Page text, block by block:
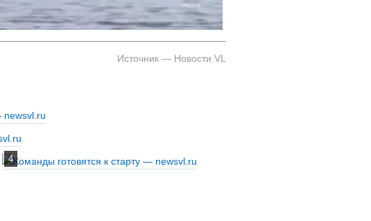
Источник — Новости VL